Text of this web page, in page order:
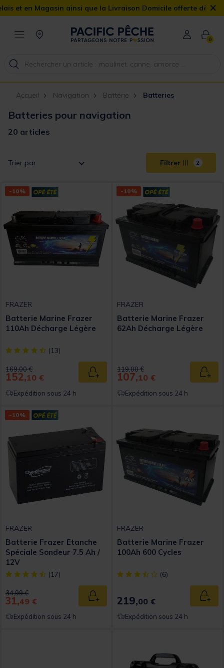
ainsi que la Livraison Domicile offerte dès 90€ ×
0
Accueil Navigation Batterie Batteries
Batteries pour navigation
20 articles
Trier par Filtrer 2
-10%
FRAZER
Batterie Marine Frazer
110Ah Décharge Légère
[object Object] out of 5 Customer Rating
(13)
Price reduced from
169,00 €to
152,10 € Ajouter au panier
Expédition sous 24 h
-10%
FRAZER
Batterie Marine Frazer
62Ah Décharge Légère
Price reduced from
119,00 €to
107,10 €
Expédition sous 24 h
-10%
FRAZER
Batterie Frazer Etanche
Spéciale Sondeur 7.5 Ah /
12V
[object Object] out of 5 Customer Rating
(17)
Price reduced from
34,99 €to
31,49 € Ajouter au panier
Expédition sous 24 h
FRAZER
Batterie Marine Frazer
100Ah 600 Cycles
[object Object] out of 5
(6)
219,00 €
Expédition sous 24 h